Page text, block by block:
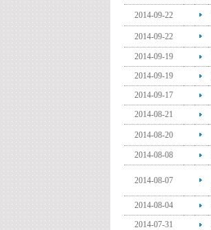
2014-09-22
2014-09-22
2014-09-19
2014-09-19
2014-09-17
2014-08-21
2014-08-20
2014-08-08
2014-08-07
2014-08-04
2014-07-31